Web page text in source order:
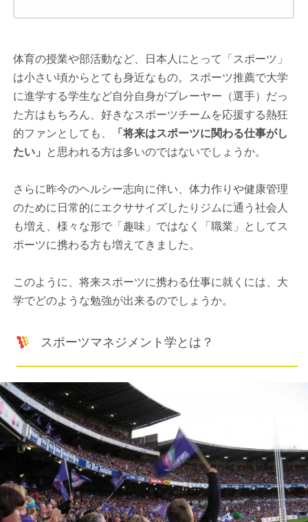
体育の授業や部活動など、日本人にとって「スポーツ」
は小さい頃からとても身近なもの。スポーツ推薦で大学
に進学する学生など自分自身がプレーヤー（選手）だっ
た方はもちろん、好きなスポーツチームを応援する熱狂
的ファンとしても、
「将来はスポーツに関わる仕事がし
たい」
と思われる方は多いのではないでしょうか。
さらに昨今のヘルシー志向に伴い、体力作りや健康管理
のために日常的にエクササイズしたりジムに通う社会人
も増え、様々な形で「趣味」ではなく「職業」としてス
ポーツに携わる方も増えてきました。
このように、将来スポーツに携わる仕事に就くには、大
学でどのような勉強が出来るのでしょうか。
スポーツマネジメント学とは？